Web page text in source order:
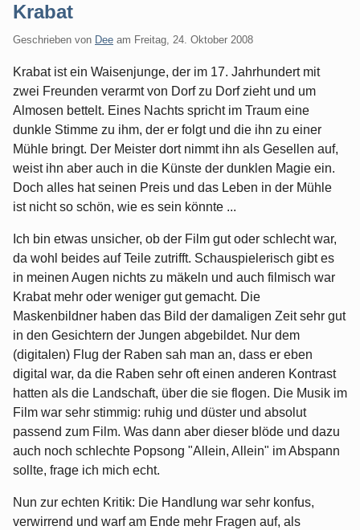
Krabat
Geschrieben von Dee am Freitag, 24. Oktober 2008
Krabat ist ein Waisenjunge, der im 17. Jahrhundert mit
zwei Freunden verarmt von Dorf zu Dorf zieht und um
Almosen bettelt. Eines Nachts spricht im Traum eine
dunkle Stimme zu ihm, der er folgt und die ihn zu einer
Mühle bringt. Der Meister dort nimmt ihn als Gesellen auf,
weist ihn aber auch in die Künste der dunklen Magie ein.
Doch alles hat seinen Preis und das Leben in der Mühle
ist nicht so schön, wie es sein könnte ...
Ich bin etwas unsicher, ob der Film gut oder schlecht war,
da wohl beides auf Teile zutrifft. Schauspielerisch gibt es
in meinen Augen nichts zu mäkeln und auch filmisch war
Krabat mehr oder weniger gut gemacht. Die
Maskenbildner haben das Bild der damaligen Zeit sehr gut
in den Gesichtern der Jungen abgebildet. Nur dem
(digitalen) Flug der Raben sah man an, dass er eben
digital war, da die Raben sehr oft einen anderen Kontrast
hatten als die Landschaft, über die sie flogen. Die Musik im
Film war sehr stimmig: ruhig und düster und absolut
passend zum Film. Was dann aber dieser blöde und dazu
auch noch schlechte Popsong "Allein, Allein" im Abspann
sollte, frage ich mich echt.
Nun zur echten Kritik: Die Handlung war sehr konfus,
verwirrend und warf am Ende mehr Fragen auf, als